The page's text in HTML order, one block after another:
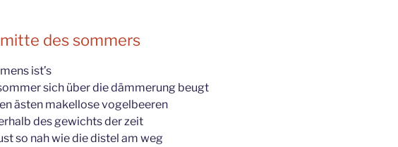
des sommers
ist’s
sich über die dämmerung beugt
ästen makellose vogelbeeren
des gewichts der zeit
so nah wie die distel am weg